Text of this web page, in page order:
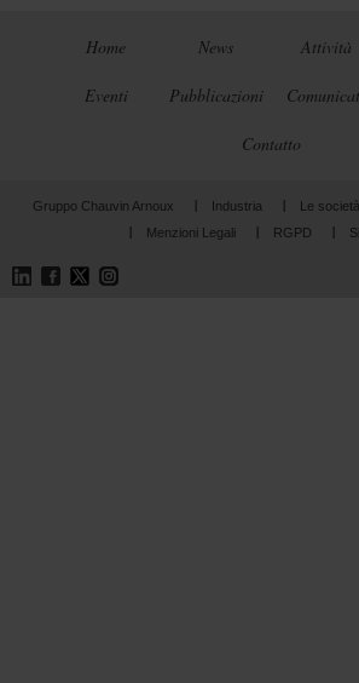
Home News Attività
Eventi Pubblicazioni
Contatto
Gruppo Chauvin Arnoux Industria Le società
Menzioni Legali
RGPD
Instagram